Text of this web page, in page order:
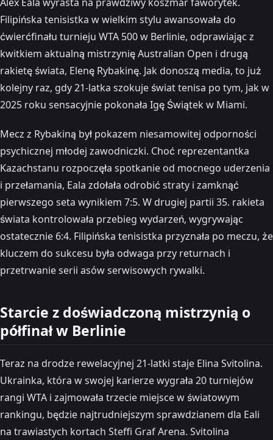
Filipińska tenisistka w wielkim stylu awansowała do
ćwierćfinału turnieju WTA 500 w Berlinie, odprawiając z
kwitkiem aktualną mistrzynię Australian Open i drugą
rakietę świata, Elenę Rybakinę. Jak donoszą media, to już
kolejny raz, gdy 21-latka szokuje świat tenisa po tym, jak w
2025 roku sensacyjnie pokonała Igę Świątek w Miami.
Mecz z Rybakiną był pokazem niesamowitej odporności
psychicznej młodej zawodniczki. Choć reprezentantka
Kazachstanu rozpoczęła spotkanie od mocnego uderzenia
i przełamania, Eala zdołała odrobić straty i zamknąć
pierwszego seta wynikiem 7:5. W drugiej partii 35. rakieta
świata kontrolowała przebieg wydarzeń, wygrywając
ostatecznie 6:4. Filipińska tenisistka przyznała po meczu, że
kluczem do sukcesu była odwaga przy returnach i
przetrwanie serii asów serwisowych rywalki.
Starcie z doświadczoną mistrzynią o
półfinał w Berlinie
Teraz na drodze rewelacyjnej 21-latki staje Elina Svitolina.
Ukrainka, która w swojej karierze wygrała 20 turniejów
rangi WTA i zajmowała trzecie miejsce w światowym
rankingu, będzie najtrudniejszym sprawdzianem dla Eali
na trawiastych kortach Steffi Graf Arena. Svitolina